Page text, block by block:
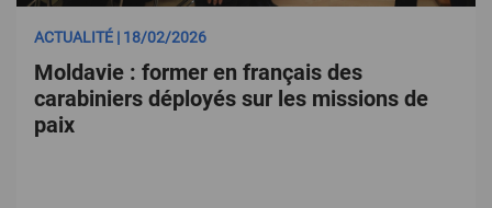
ACTUALITÉ | 18/02/2026
Moldavie : former en français des
carabiniers déployés sur les missions de
paix